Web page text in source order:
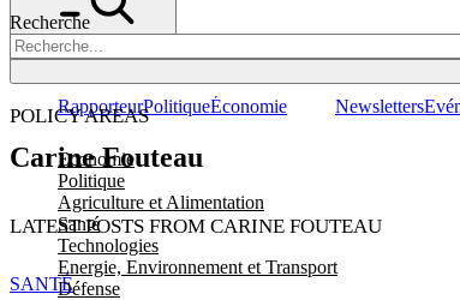
Recherche
POLICY AREAS
Economie
Politique
Agriculture et Alimentation
Santé
Technologies
Energie, Environnement et Transport
Défense
RapporteurPolitiqueÉconomie Newsletters
Carine Fouteau
LATEST POSTS FROM CARINE FOUTEAU
SANTÉ